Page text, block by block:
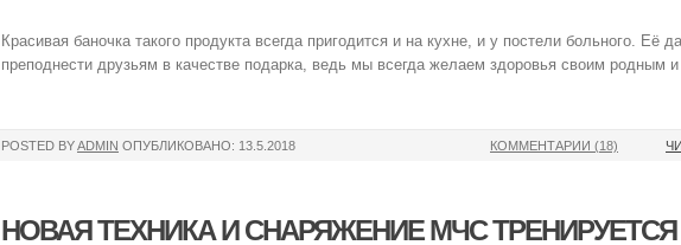
Красивая баночка такого продукта всегда пригодится и на кухне, и у постели больного. Её
преподнести друзьям в качестве подарка, ведь мы всегда желаем здоровья своим родным и
POSTED BYADMIN ОПУБЛИКОВАНО: 13.5.2018 КОММЕНТАРИИ (18)
НОВАЯ ТЕХНИКА И СНАРЯЖЕНИЕ МЧС ТРЕНИРУЕТСЯ